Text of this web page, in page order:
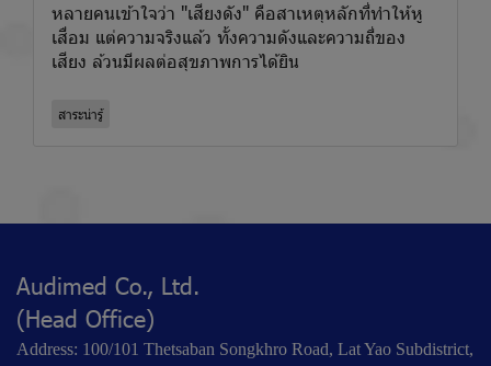
หลายคนเข้าใจว่า "เสียงดัง" คือสาเหตุหลักที่ทำให้หู
เสื่อม แต่ความจริงแล้ว ทั้งความดังและความถี่ของ
เสียง ล้วนมีผลต่อสุขภาพการได้ยิน
สาระน่ารู้
Audimed Co., Ltd.
(Head Office)
Address: 100/101 Thetsaban Songkhro Road, Lat Yao Subdistrict,